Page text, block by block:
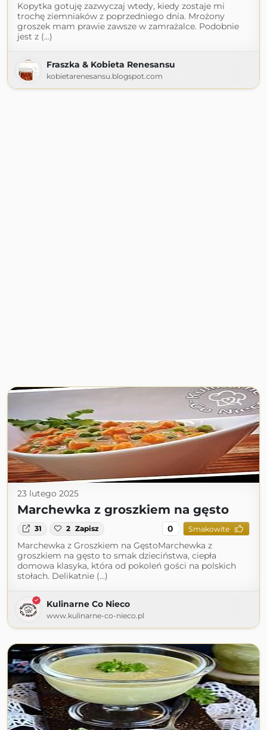
Kopytka gotuję zazwyczaj wtedy, kiedy zostaje mi
trochę ziemniaków z poprzedniego dnia. Mrożony
groszek mam prawie zawsze w zamrażalce. Podobnie
jest z (...)
Fraszka & Kobieta Renesansu
kobietarenesansu.blogspot.com
23 lutego 2025
Marchewka z groszkiem na gęsto
31 2 Zapisz 0 Smakowite
Marchewka z Groszkiem na GęstoMarchewka z
groszkiem na gęsto to smak dzieciństwa, ciepła
domowa klasyka, która od pokoleń gości na polskich
stołach. Delikatnie (...)
Kulinarne Co Nieco
www.kulinarne-co-nieco.pl